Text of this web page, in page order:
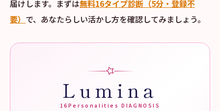
届けします。まずは無料16タイプ診断（5分・登録不
要） で、あなたらしい活かし方を確認してみましょう。
Lumina
16Personalities DIAGNOSIS